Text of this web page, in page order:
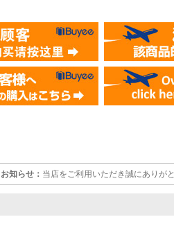
お知らせ： 当店をご利用いただき誠にありが
ご連絡ください。 誠意を持ってご対応させ